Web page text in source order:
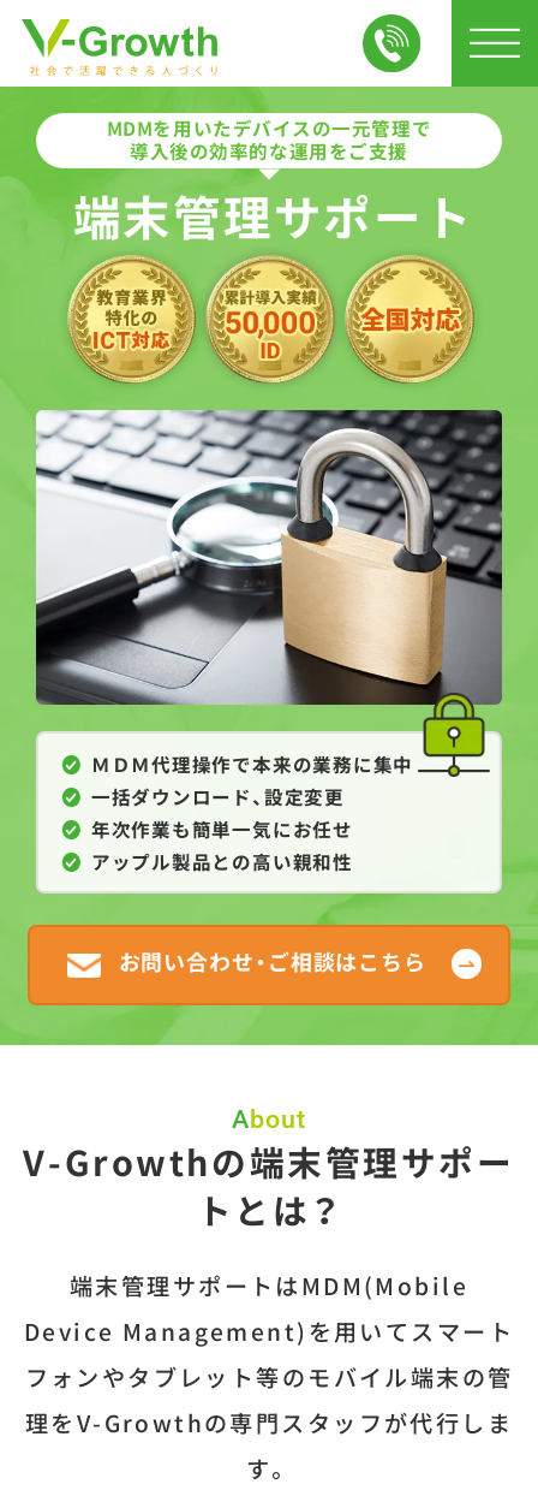
MDMを用いたデバイスの一元管理で
導入後の効率的な運用をご支援
端末管理サポート
お問い合わせ・ご相談はこちら
ＭＤＭ代理操作で本来の業務に集中
一括ダウンロード、設定変更
年次作業も簡単一気にお任せ
アップル製品との高い親和性
About
V-Growthの端末管理サポー
トとは？
端末管理サポートはMDM(Mobile
Device Management)を用いて スマート
フォンやタブレット等のモバイル端末の管
理をV-Growthの専門スタッフが代行しま
す。